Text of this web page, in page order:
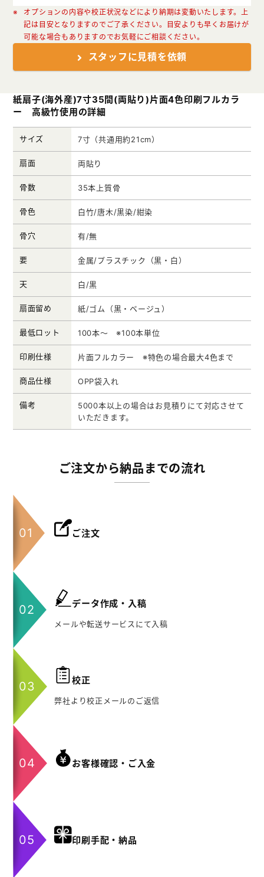
キャンディー本舗
ボックスティッシュ本舗
メモ帳本舗
ウェットティッシュ本舗
うちわ本舗
扇子本舗
ノベルティグッズ本舗
オプションの内容や校正状況などにより納期は変動いたします。上
記は目安となりますのでご了承ください。目安よりも早くお届けが
可能な場合もありますのでお気軽にご相談ください。
スタッフに見積を依頼
紙扇子(海外産)7寸35間(両貼り)片面4色印刷フルカラ
ー 高級竹使用の詳細
サイズ 7寸（共通用約21cm）
扇面 両貼り
骨数 35本上質骨
骨色 白竹/唐木/黒染/紺染
骨穴 有/無
要 金属/プラスチック（黒・白）
天 白/黒
扇面留め 紙/ゴム（黒・ベージュ）
最低ロット 100本〜 ※100本単位
印刷仕様 片面フルカラー ※特色の場合最大4色まで
商品仕様 OPP袋入れ
備考
5000本以上の場合はお見積りにて対応させて
いただきます。
ご注文から納品までの流れ
ご注文
データ作成・入稿
メールや転送サービスにて入稿
校正
弊社より校正メールのご返信
お客様確認・ご入金
印刷手配・納品